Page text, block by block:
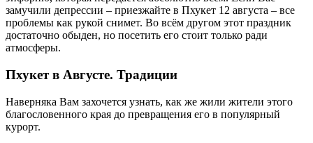
замучили депрессии – приезжайте в Пхукет 12 августа – все
проблемы как рукой снимет. Во всём другом этот праздник
достаточно обыден, но посетить его стоит только ради
атмосферы.
Пхукет в Августе. Традиции
Наверняка Вам захочется узнать, как же жили жители этого
благословенного края до превращения его в популярный
курорт.